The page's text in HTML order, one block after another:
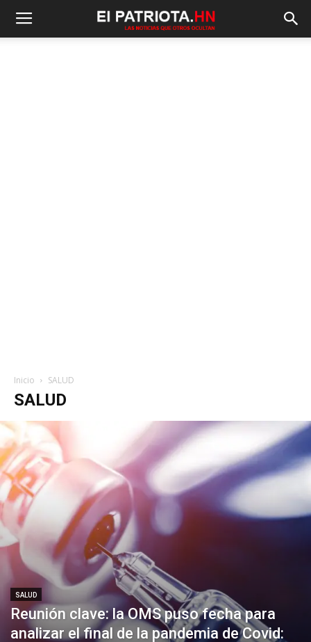
Inicio SALUD
SALUD
SALUD
Reunión clave: la OMS puso fecha para
analizar el final de la pandemia de Covid: